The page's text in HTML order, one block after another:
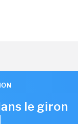
le giron